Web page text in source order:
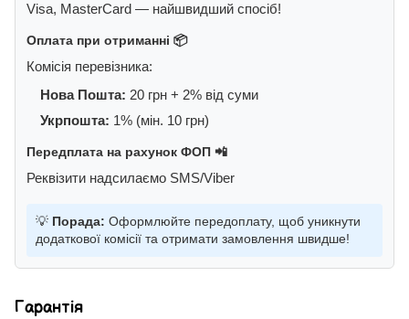
Visa, MasterCard — найшвидший спосіб!
Оплата при отриманні 📦
Комісія перевізника:
Нова Пошта: 20 грн + 2% від суми
Укрпошта: 1% (мін. 10 грн)
Передплата на рахунок ФОП 📲
Реквізити надсилаємо SMS/Viber
💡 Порада: Оформлюйте передоплату, щоб уникнути
додаткової комісії та отримати замовлення швидше!
Гарантія